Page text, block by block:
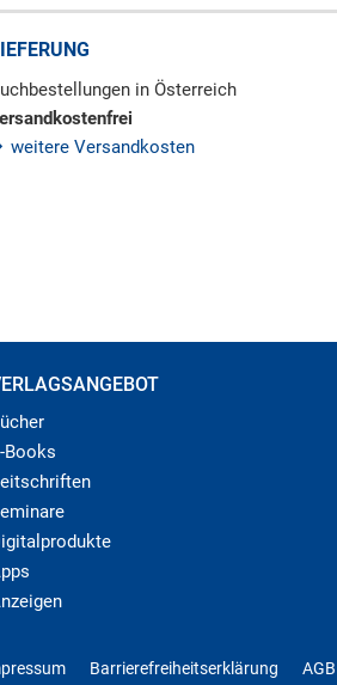
in Österreich
weitere Versandkosten
Books
Barrierefreiheitserklärung AGB